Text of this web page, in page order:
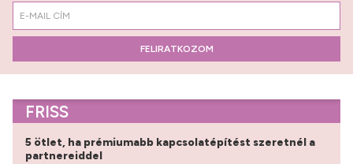
FELIRATKOZOM
FRISS
5 ötlet, ha prémiumabb kapcsolatépítést szeretnél a
partnereiddel